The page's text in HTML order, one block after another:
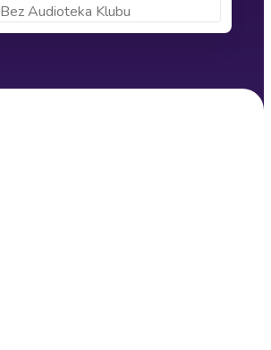
Bez Audioteka Klubu
Přidat do košíku